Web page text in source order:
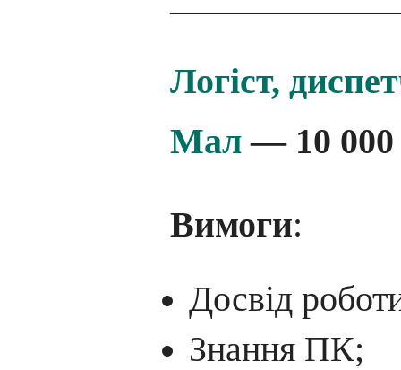
Логіст,
Мал — 10 000
Вимоги:
Досвід
Знання ПК;